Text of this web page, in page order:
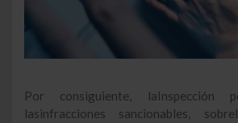
Por consiguiente, laInspección
lasinfracciones sancionables,